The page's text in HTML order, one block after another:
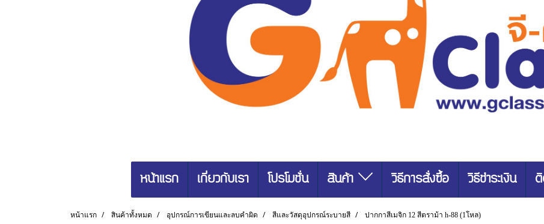
หน้าแรก เกี่ยวกับเรา โปรโมชั่น สินค้า วิธีการสั่งซื้อ วิธีชำระเงิน ติ
หน้าแรก สินค้าทั้งหมด อุปกรณ์การเขียนและลบคำผิด สีและวัสดุอุปกรณ์ระบายสี ปากกาสีเมจิก 12 สีตราม้า h-88 (1โหล)